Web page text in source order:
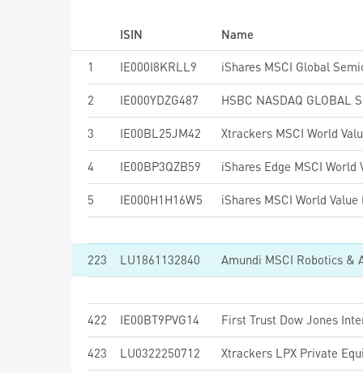
ISIN
Name
1
IE000I8KRLL9
2 IE000YDZG487
3 IE00BL25JM42 Xtrackers MSCI World
4 IE00BP3QZB59
5 IE000H1H16W5
223 LU1861132840 Amundi MSCI Robotics &
422 IE00BT9PVG14
423 LU0322250712 Xtrackers LPX Private